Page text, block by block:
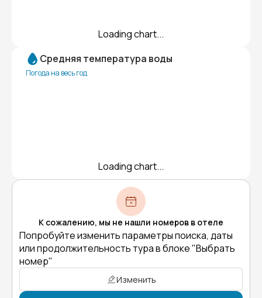
Loading chart...
Средняя температура воды
Погода на весь год
Loading chart...
К сожалению, мы не нашли номеров в отеле
Попробуйте изменить параметры поиска, даты
или продолжительность тура в блоке "Выбрать
номер"
Изменить